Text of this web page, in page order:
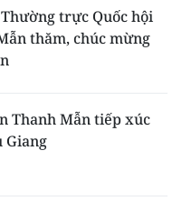
trực Quốc hội
thăm, chúc mừng
Thanh Mẫn tiếp xúc
Giang